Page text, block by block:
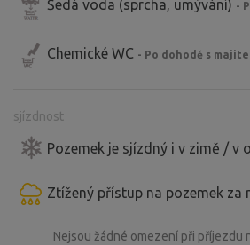
Šedá voda (sprcha, umývání) -
Chemické WC - Po dohodě s
sjízdnost
Pozemek je sjízdný i v zimě / v
Ztížený přístup na pozemek za
Nejsou žádné omezení při příjezdu